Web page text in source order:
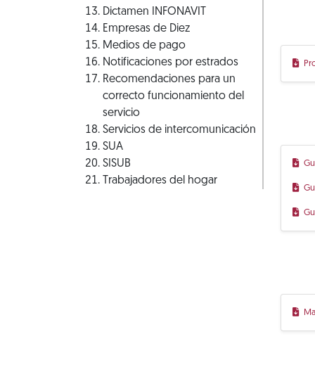
Dictamen INFONAVIT
Empresas de Diez
Medios de pago
Notificaciones por estrados
Recomendaciones para un
correcto funcionamiento del
servicio
Servicios de intercomunicación
SUA
SISUB
Trabajadores del hogar